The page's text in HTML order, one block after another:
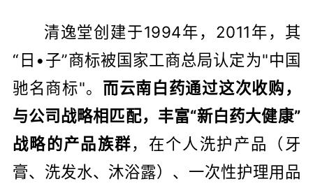
清逸堂创建于1994年，2011年，其
“日•子”商标被国家工商总局认定为"中国
驰名商标"。 而云南白药通过这次收购，
与公司战略相匹配，丰富“新白药大健康”
战略的产品族群，在个人洗护产品（牙
膏、洗发水、沐浴露）、一次性护理用品